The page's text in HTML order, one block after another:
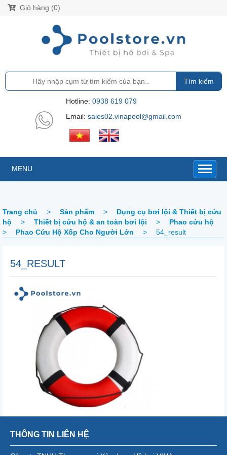
Giỏ hàng (0)
Tìm kiếm
Hotline: 0938 619 079
Email: sales02.vinapool@gmail.com
MENU
Trang chủ > Sản phẩm >
Dụng cụ bơi lội & Thiết bị cứu
hộ
> Thiết bị cứu hộ & an toàn bơi lội >
Phao cứu hộ
>
Phao Cứu Hộ Xốp Cho Người Lớn > 54_result
54_RESULT
THÔNG TIN LIÊN HỆ